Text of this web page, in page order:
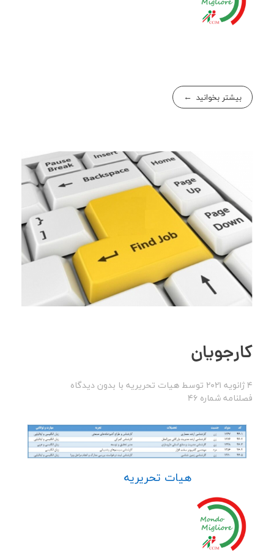
بیشتر بخوانید
کارجویان
4 ژانویه 2021 توسط هیات تحریریه با بدون دیدگاه
فصلنامه شماره 46
هیات تحریریه